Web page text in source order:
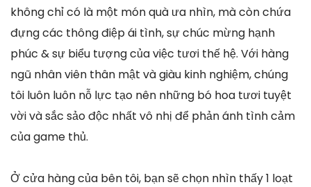
không chỉ có là một món quà ưa nhìn, mà còn chứa
đựng các thông điệp ái tình, sự chúc mừng hạnh
phúc & sự biểu tượng của việc tươi thế hệ. Với hàng
ngũ nhân viên thân mật và giàu kinh nghiệm, chúng
tôi luôn luôn nỗ lực tạo nên những bó hoa tươi tuyệt
vời và sắc sảo độc nhất vô nhị để phản ánh tình cảm
của game thủ.
Ở cửa hàng của bên tôi, bạn sẽ chọn nhìn thấy 1 loạt